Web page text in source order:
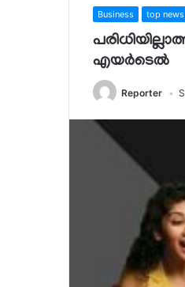
Business top news
എയര്‍ടെല്‍
Reporter